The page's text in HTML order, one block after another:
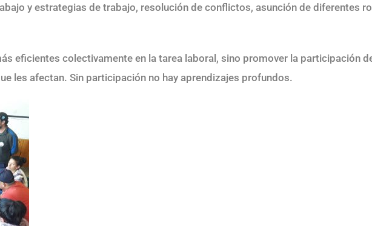
y estrategias de trabajo, resolución de conflictos, asunción de diferentes
eficientes colectivamente en la tarea laboral, sino promover la participación
les afectan. Sin participación no hay aprendizajes profundos.